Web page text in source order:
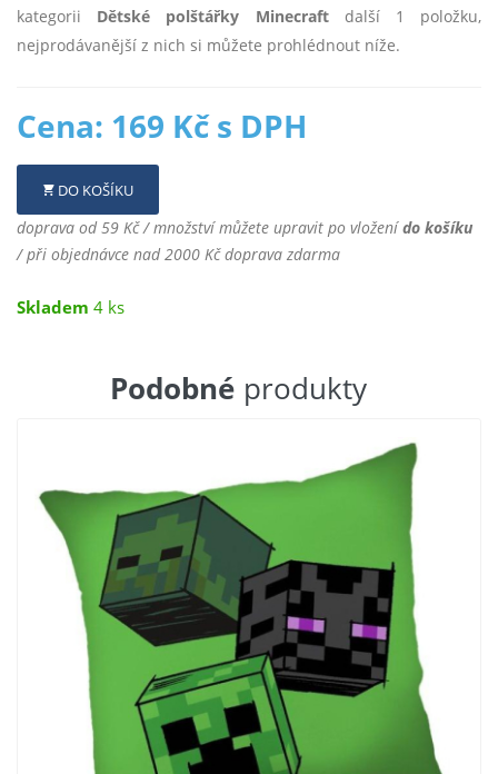
kategorii Dětské polštářky Minecraftdalší 1 položku,
nejprodávanější z nich si můžete prohlédnout níže.
Cena: 169 Kč s DPH
DO KOŠÍKU
doprava od 59 Kč / množství můžete upravit po vloženído košíku
/ při objednávce nad 2000 Kč doprava zdarma
Skladem 4 ks
Podobné produkty